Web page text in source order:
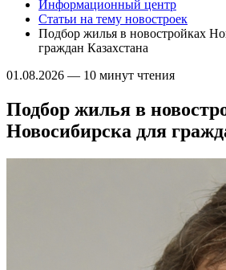
Информационный центр
Статьи на тему новостроек
Подбор жилья в новостройках
граждан Казахстана
01.08.2026 — 10 минут чтения
Подбор жилья в
Новосибирска для